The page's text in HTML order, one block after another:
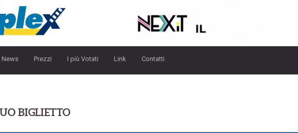
News Prezzi I più Votati Link Contatti
BIGLIETTO